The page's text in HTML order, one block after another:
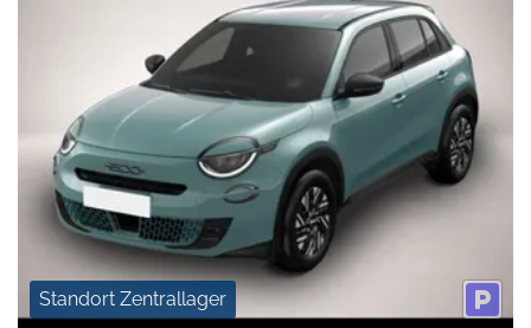
Standort Zentrallager